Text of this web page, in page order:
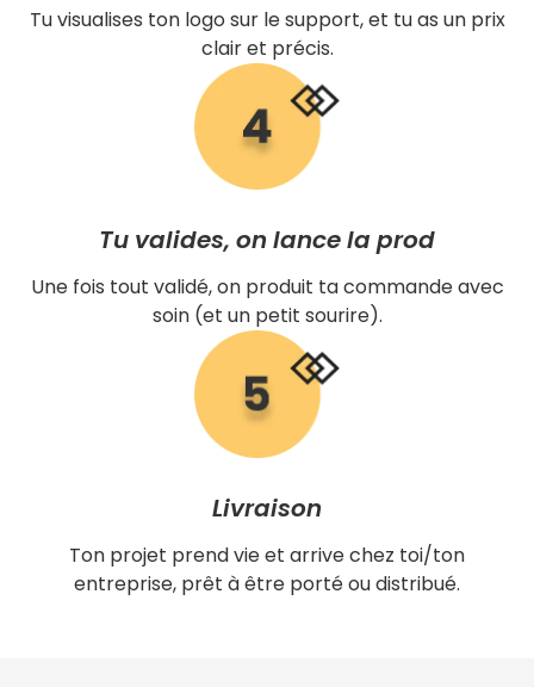
Tu visualises ton logo sur le support, et tu as un prix
clair et précis.
Tu valides, on lance la prod
Une fois tout validé, on produit ta commande avec
soin (et un petit sourire).
Livraison
Ton projet prend vie et arrive chez toi/ton
entreprise, prêt à être porté ou distribué.